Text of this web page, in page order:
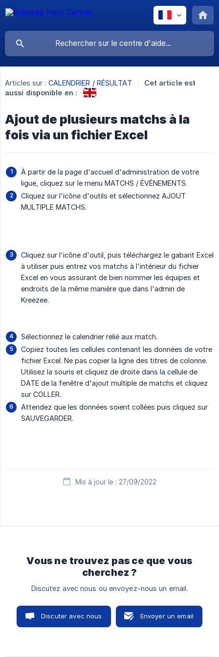
Articles sur : CALENDRIER / RÉSULTAT
Cet article est
aussi disponible en :
Ajout de plusieurs matchs à la
fois via un fichier Excel
À partir de la page d'accueil d'administration de votre
ligue, cliquez sur le menu MATCHS / ÉVÉNEMENTS.
Cliquez sur l'icône d'outils et sélectionnez AJOUT
MULTIPLE MATCHS.
Cliquez sur l'icône d'outil, puis téléchargez le gabarit Excel
à utiliser puis entrez vos matchs à l'intérieur du fichier
Excel en vous assurant de bien nommer les équipes et
endroits de la même manière que dans l'admin de
Kreezee.
Sélectionnez le calendrier relié aux match.
Copiez toutes les cellules contenant les données de votre
fichier Excel. Ne pas copier la ligne des titres de colonne.
Utilisez la souris et cliquez de droite dans la cellule de
DATE de la fenêtre d'ajout multiple de matchs et cliquez
sur COLLER.
Attendez que les données soient collées puis cliquez sur
SAUVEGARDER.
Mis à jour le : 27/09/2022
Vous ne trouvez pas ce que vous
cherchez ?
Discutez avec nous ou envoyez-nous un email.
Discuter avec nous Envoyer un email